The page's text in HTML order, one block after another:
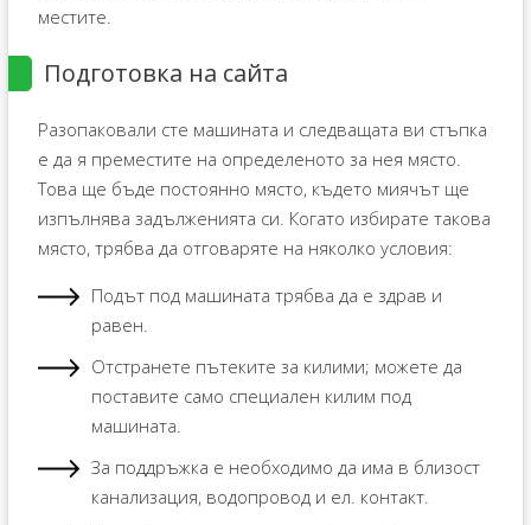
местите.
Подготовка на сайта
Разопаковали сте машината и следващата ви стъпка
е да я преместите на определеното за нея място.
Това ще бъде постоянно място, където миячът ще
изпълнява задълженията си. Когато избирате такова
място, трябва да отговаряте на няколко условия:
Подът под машината трябва да е здрав и
равен.
Отстранете пътеките за килими; можете да
поставите само специален килим под
машината.
За поддръжка е необходимо да има в близост
канализация, водопровод и ел. контакт.